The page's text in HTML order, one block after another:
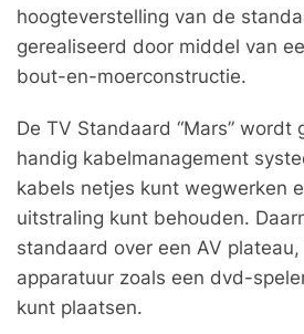
hoogteverstelling van de
gerealiseerd door middel van
bout-en-moerconstructie.
De TV Standaard “Mars” wordt
handig kabelmanagement
kabels netjes kunt wegwerken
uitstraling kunt behouden.
standaard over een AV
apparatuur zoals een dvd-
kunt plaatsen.